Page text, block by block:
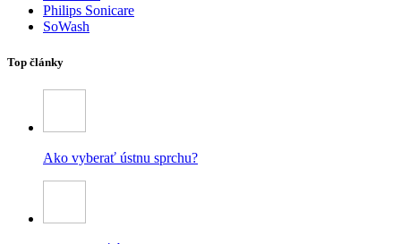
Philips Sonicare
SoWash
Top články
Ako vyberať ústnu sprchu?